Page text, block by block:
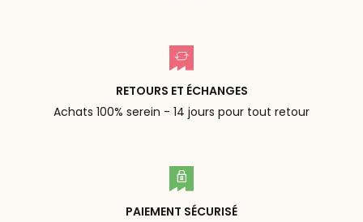
RETOURS ET ÉCHANGES
Achats 100% serein - 14 jours pour tout retour
PAIEMENT SÉCURISÉ